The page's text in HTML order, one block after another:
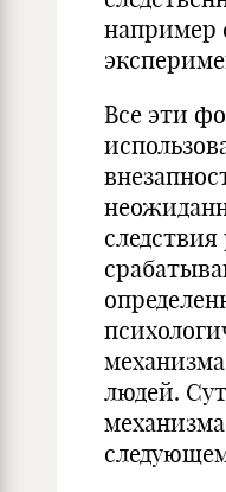
например
Все эти
людей.